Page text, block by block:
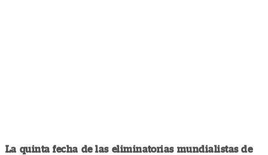
La quinta fecha de las eliminatorias mundialistas de